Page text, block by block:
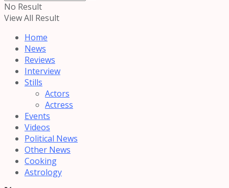
No Result
View All Result
Home
News
Reviews
Interview
Stills
Actors
Actress
Events
Videos
Political News
Other News
Cooking
Astrology